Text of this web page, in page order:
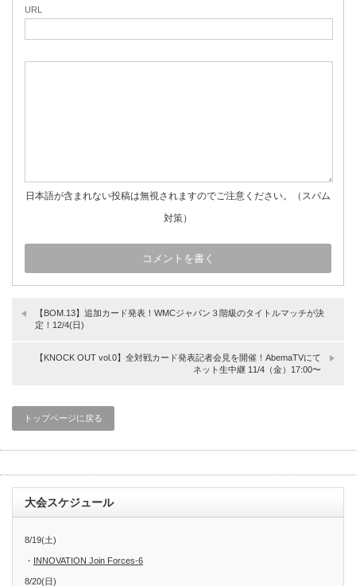
URL
日本語が含まれない投稿は無視されますのでご注意ください。（スパム
対策）
【BOM.13】追加カード発表！WMCジャパン３階級のタイトルマッチが決
定！12/4(日)
【KNOCK OUT vol.0】全対戦カード発表記者会見を開催！AbemaTVにて
ネット生中継 11/4（金）17:00〜
トップページに戻る
大会スケジュール
8/19(土)
・ INNOVATION Join Forces-6
8/20(日)